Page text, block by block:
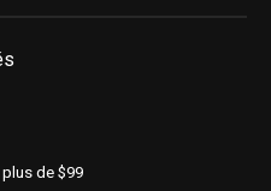
de $99